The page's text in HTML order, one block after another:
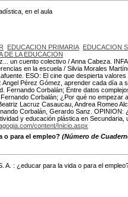
en el aula
EDUCACION PRIMARIA EDUCACION
DE LA EDUCACION
un cuento colectivo / Anna Cabeza.
en la escuela / Silvia Morales
ESO: El cine que despierta
Angel Pérez Gómez, aprender cada día
Fernando Corbalán; Entre datos
Corbalán; ¿Por qué no
Lacruz Casaucau, Andrea Romeo
Corbalán, Gerardo Sanz.
y educación plástica en Secundaria,
content/Inicio.aspx
o para el empleo? (Número de
A. : ¿educar para la vida o para el